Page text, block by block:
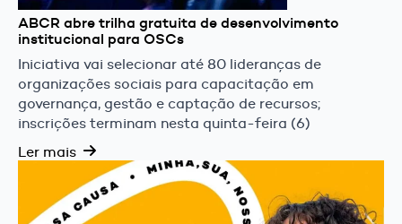
ABCR abre trilha gratuita de desenvolvimento
institucional para OSCs
Iniciativa vai selecionar até 80 lideranças de
organizações sociais para capacitação em
governança, gestão e captação de recursos;
inscrições terminam nesta quinta-feira (6)
Ler mais